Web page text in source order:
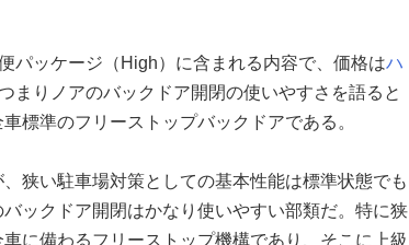
パッケージ（High）に含まれる内容で、価格はハ
まりノアのバックドア開閉の使いやすさを語ると
標準のフリーストップバックドアである。
狭い駐車場対策としての基本性能は標準状態でも
ックドア開閉はかなり使いやすい部類だ。特に狭
に備わるフリーストップ機構であり、そこに上級